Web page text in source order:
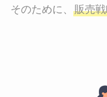
そのために、 販売